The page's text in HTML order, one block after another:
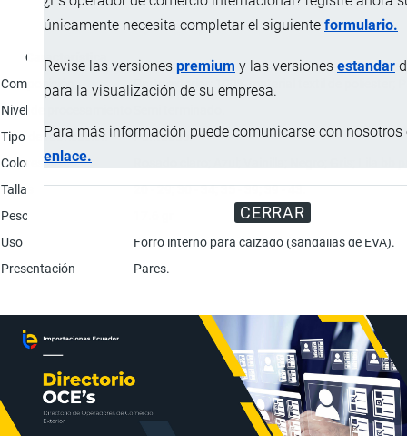
únicamente necesita completar el siguiente formulario.
Revise las versiones premium y las versiones estandar
para la visualización de su empresa.
Para más información puede comunicarse con nosotros
enlace.
CERRAR
Característica
Composición
Parte exterior: 100% material textil de
Nivel de procesamiento
Tipo de fabricación
Puntadas.
Colores
Tallas
20 - 29; 30 - 34; 35 - 39; 39 - 43.
Peso
Uso
Forro interno para calzado (sandalias de EVA).
Presentación
Pares.